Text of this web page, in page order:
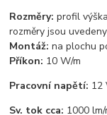
Rozměry: profil
rozměry jsou
Montáž:na plochu
Příkon: 10 W/m
Pracovní napětí: 12
Sv. tok cca: 1000 lm/